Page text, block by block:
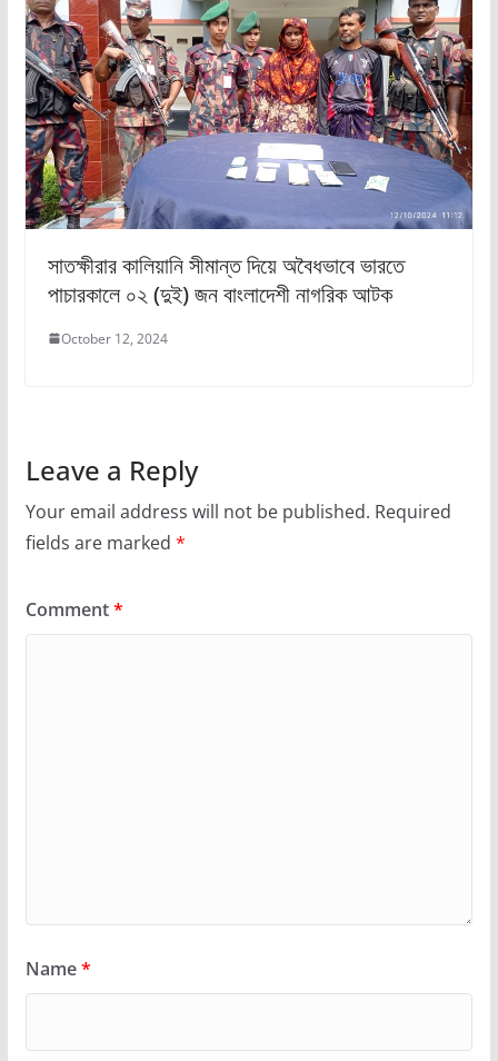
সাতক্ষীরার কালিয়ানি সীমান্ত দিয়ে অবৈধভাবে ভারতে
পাচারকালে ০২ (দুই) জন বাংলাদেশী নাগরিক আটক
October 12, 2024
Leave a Reply
Your email address will not be published. Required
fields are marked *
Comment*
Name*